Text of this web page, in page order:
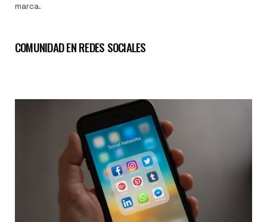
marca.
COMUNIDAD EN REDES SOCIALES